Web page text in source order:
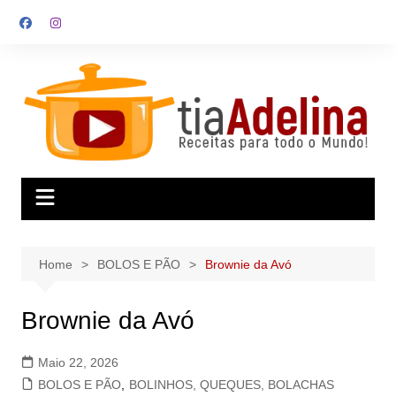
Home BOLOS E PÃO Brownie da Avó
Brownie da Avó
Maio 22, 2026
BOLOS E PÃO, BOLINHOS, QUEQUES, BOLACHAS